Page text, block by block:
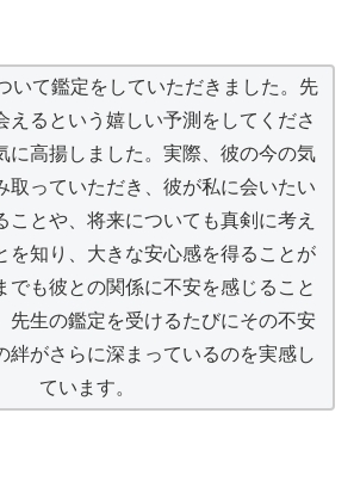
いて鑑定をしていただきました。先
えるという嬉しい予測をしてくださ
に高揚しました。実際、彼の今の気
取っていただき、彼が私に会いたい
ことや、将来についても真剣に考え
を知り、大きな安心感を得ることが
でも彼との関係に不安を感じること
先生の鑑定を受けるたびにその不安
絆がさらに深まっているのを実感し
ています。